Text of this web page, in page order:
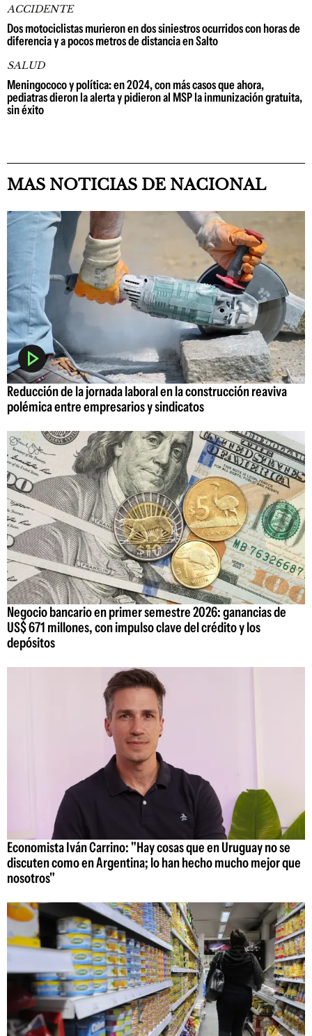
ACCIDENTE
Dos motociclistas murieron en dos siniestros ocurridos con horas de
diferencia y a pocos metros de distancia en Salto
SALUD
Meningococo y política: en 2024, con más casos que ahora,
pediatras dieron la alerta y pidieron al MSP la inmunización gratuita,
sin éxito
MAS NOTICIAS DE NACIONAL
Reducción de la jornada laboral en la construcción reaviva
polémica entre empresarios y sindicatos
Negocio bancario en primer semestre 2026: ganancias de
US$ 671 millones, con impulso clave del crédito y los
depósitos
Economista Iván Carrino: "Hay cosas que en Uruguay no se
discuten como en Argentina; lo han hecho mucho mejor que
nosotros"